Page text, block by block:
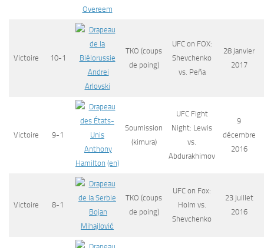
Overeem
Victoire
10-1
Andrei
Arlovski
TKO (coups
de poing)
UFC on FOX:
Shevchenko
vs. Peña
28 janvier
2017
Victoire
9-1
Anthony
Hamilton (en)
Soumission
(kimura)
UFC Fight
Night: Lewis
vs.
Abdurakhimov
9
décembre
2016
Victoire
8-1
Bojan
Mihajlović
TKO (coups
de poing)
UFC on Fox:
Holm vs.
Shevchenko
23 juillet
2016